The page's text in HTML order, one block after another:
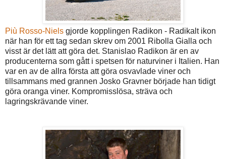
Più Rosso-Niels gjorde kopplingen Radikon - Radikalt ikon
när han för ett tag sedan skrev om 2001 Ribolla Gialla och
visst är det lätt att göra det. Stanislao Radikon är en av
producenterna som gått i spetsen för naturviner i Italien. Han
var en av de allra första att göra osvavlade viner och
tillsammans med grannen Josko Gravner började han tidigt
göra oranga viner. Kompromisslösa, sträva och
lagringskrävande viner.